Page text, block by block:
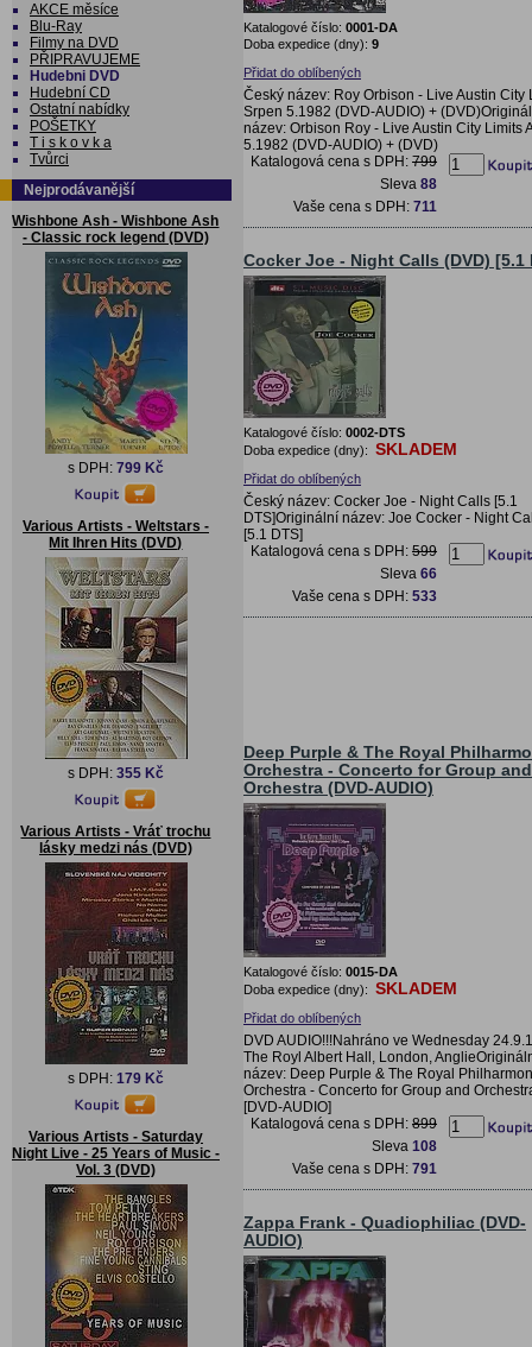
AKCE měsíce
Blu-Ray
Filmy na DVD
PŘIPRAVUJEME
Hudebni DVD
Hudební CD
Ostatní nabídky
POŠETKY
T i s k o v k a
Tvůrci
Nejprodávanější
Wishbone Ash - Wishbone Ash
- Classic rock legend (DVD)
s DPH: 799 Kč
Various Artists - Weltstars -
Mit Ihren Hits (DVD)
s DPH: 355 Kč
Various Artists - Vráť trochu
lásky medzi nás (DVD)
s DPH: 179 Kč
Various Artists - Saturday
Night Live - 25 Years of Music -
Vol. 3 (DVD)
Katalogové číslo: 0001-DA
Doba expedice (dny): 9
Přidat do oblíbených
Český název: Roy Orbison - Live Austin City
Srpen 5.1982 (DVD-AUDIO) +
název: Orbison Roy - Live Austin City Limits
5.1982 (DVD-AUDIO) + (DVD)
Katalogová cena s DPH: 799
Sleva 88
Vaše cena s DPH: 711
Cocker Joe - Night Calls (DVD) [5.1
Katalogové číslo: 0002-DTS
Doba expedice (dny): SKLADEM
Přidat do oblíbených
Český název: Cocker Joe - Night Calls [5.1
DTS]Originální název: Joe Cocker - Night
[5.1 DTS]
Katalogová cena s DPH: 599
Sleva 66
Vaše cena s DPH: 533
Deep Purple & The Royal
Orchestra - Concerto for Group and
Orchestra (DVD-AUDIO)
Katalogové číslo: 0015-DA
Doba expedice (dny): SKLADEM
Přidat do oblíbených
DVD AUDIO!!!Nahráno ve Wednesday
The Royl Albert Hall, London,
název: Deep Purple & The Royal
Orchestra - Concerto for Group and
[DVD-AUDIO]
Katalogová cena s DPH: 899
Sleva 108
Vaše cena s DPH: 791
Zappa Frank - Quadiophiliac (DVD-
AUDIO)